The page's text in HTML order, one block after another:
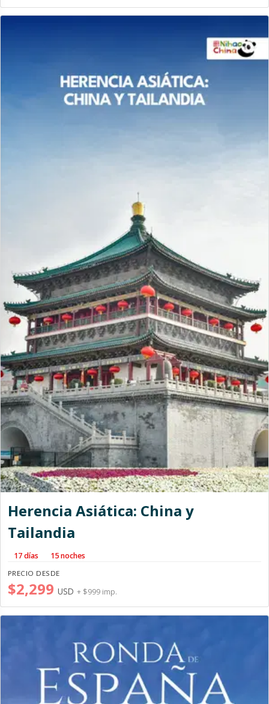
Herencia Asiática: China y
Tailandia
17 días 15 noches
PRECIO DESDE
$2,299 USD + $999 imp.